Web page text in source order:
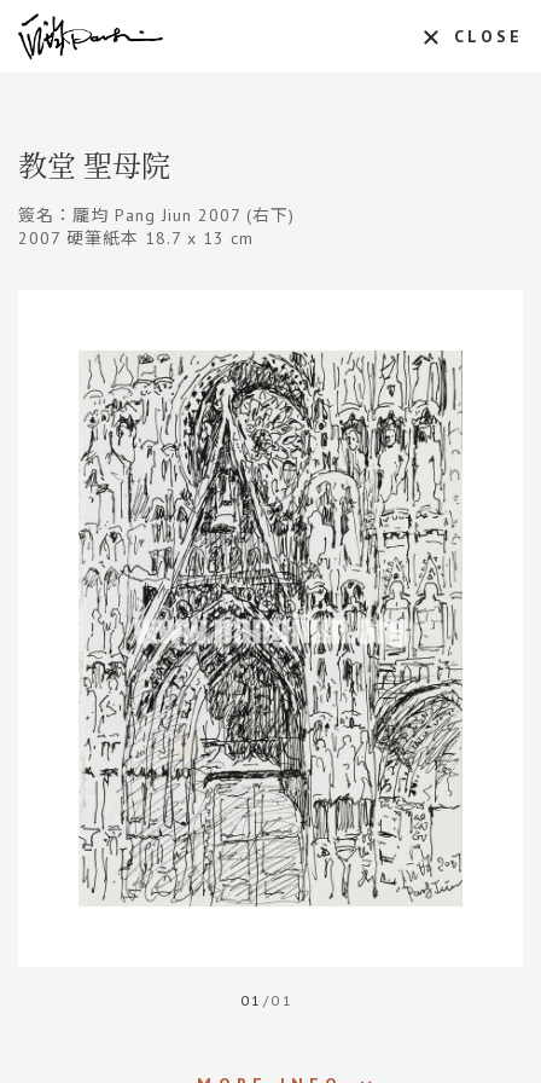
CLOSE
教堂 聖母院
簽名：龎均 Pang Jiun 2007 (右下)
2007 硬筆紙本 18.7 x 13 cm
01 /01